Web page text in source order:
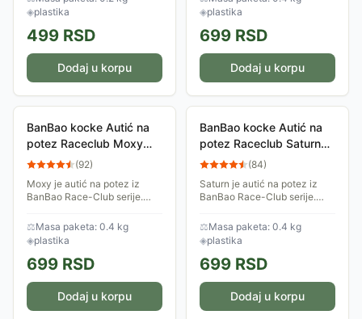
lopova ili pronaći nešto
izgubljeno......
◈plastika
499 RSD
Dodaj u korpu
sadrži 23 dela.
◈plastika
699 RSD
Dodaj u korpu
BanBao kocke Autić na
potez Raceclub Moxy
8629-3
(92)
Moxy je autić na potez iz
BanBao Race-Club serije.
svoje protivnike iza sebe! Set
sadrži 23 dela.
⚖Masa paketa: 0.4 kg
◈plastika
699 RSD
Dodaj u korpu
BanBao kocke Autić na
potez Raceclub Saturn
8629-2
(84)
Saturn je autić na potez iz
BanBao Race-Club serije.
svoje protivnike iza sebe! Set
sadrži 23 dela.
⚖Masa paketa: 0.4 kg
◈plastika
699 RSD
Dodaj u korpu